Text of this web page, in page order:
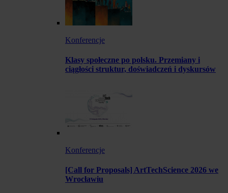
Konferencje
Klasy społeczne po polsku. Przemiany i
ciągłości struktur, doświadczeń i dyskursów
Konferencje
[Call for Proposals] ArtTechScience 2026 we
Wrocławiu